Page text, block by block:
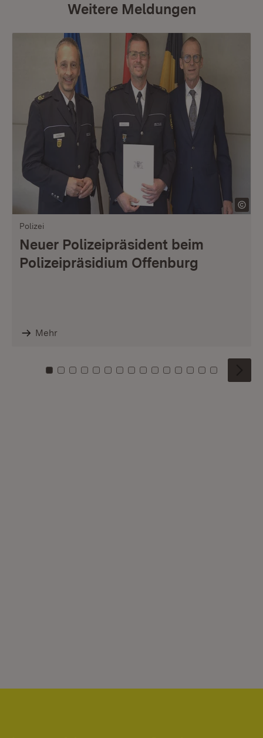
Weitere Meldungen
Polizei
Neuer Polizeipräsident beim
Polizeipräsidium Offenburg
Mehr
Zu Kachel: 0
Zu Kachel: 1
Zu Kachel: 2
Zu Kachel: 3
Zu Kachel: 4
Zu Kachel: 5
Zu Kachel: 6
Zu Kachel: 7
Zu Kachel: 8
Zu Kachel: 9
Zu Kachel: 10
Zu Kachel: 11
Zu Kachel: 12
Zu Kachel:
Zu